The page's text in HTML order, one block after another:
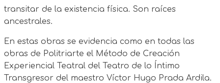
transitar de la existencia física. Son raíces
ancestrales.
En estas obras se evidencia como en todas las
obras de Politriarte el Método de Creación
Experiencial Teatral del Teatro de lo Íntimo
Transgresor del maestro Víctor Hugo Prada Ardila.